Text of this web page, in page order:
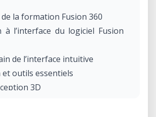
la formation Fusion 360
à l’interface du logiciel Fusion
de l’interface intuitive
et outils essentiels
3D